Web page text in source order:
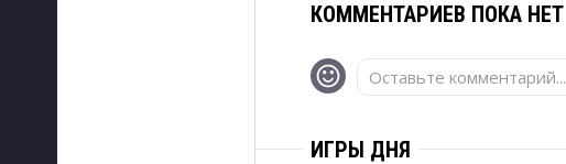
КОММЕНТАРИЕВ ПОКА НЕТ
Оставьте комментарий...
ИГРЫ ДНЯ